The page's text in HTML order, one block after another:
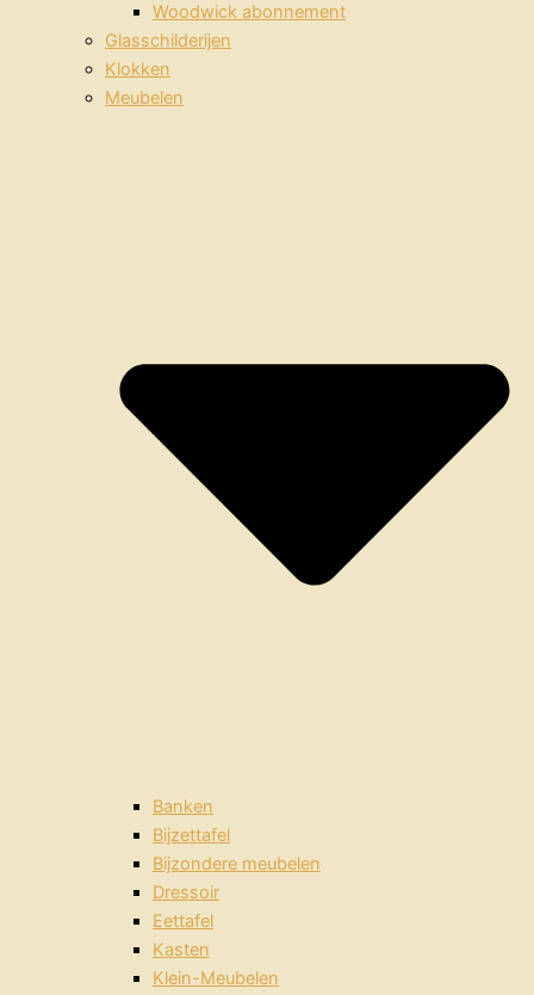
Woodwick abonnement
Glasschilderijen
Klokken
Meubelen
Banken
Bijzettafel
Bijzondere meubelen
Dressoir
Eettafel
Kasten
Klein-Meubelen